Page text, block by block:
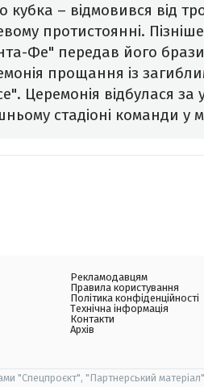
кубка – відмовився від
протистоянні.
Фе" передав його
прощання із
Церемонія відбулася за
стадіоні команди у
Рекламодавцям
Правила користування
Політика конфіденційності
Технічна інформація
Контакти
Архів
"Спецпроєкт", "Партнерський